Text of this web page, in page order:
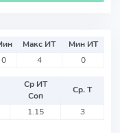
Макс ИТ
Мин ИТ
0 4 0
Ср ИТ
Соп
Ср. Т
1.15 3